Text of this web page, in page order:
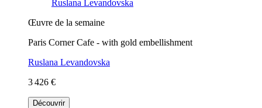
Œuvre de la semaine
Paris Corner Cafe - with gold embellishment
Ruslana Levandovska
3 426 €
Découvrir